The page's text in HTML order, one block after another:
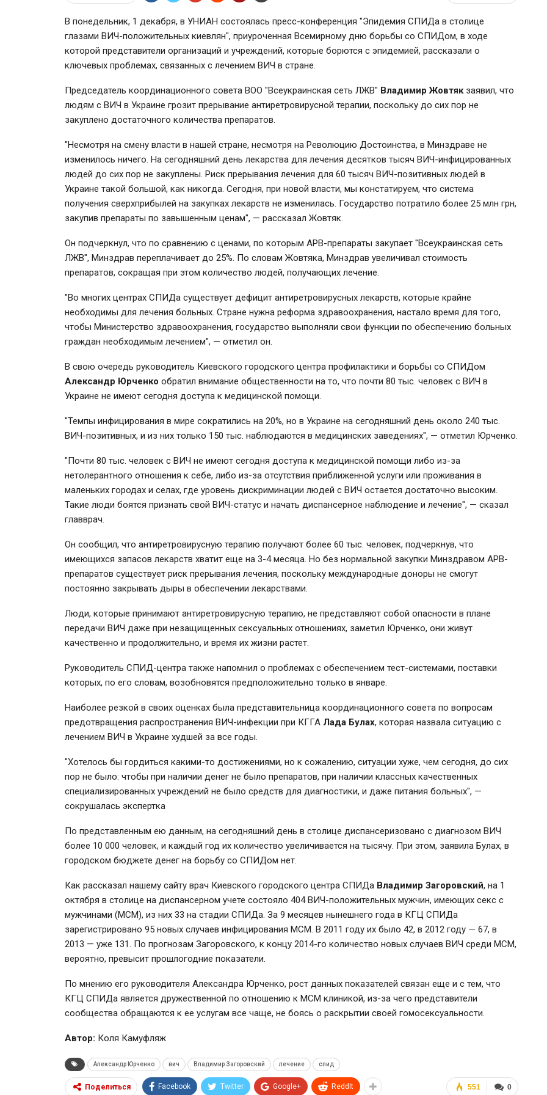
В понедельник, 1 декабря, в УНИАН состоялась пресс-конференция "Эпидемия СПИДа в столице
глазами ВИЧ-положительных киевлян", приуроченная Всемирному дню борьбы со СПИДом, в ходе
которой представители организаций и учреждений, которые борются с эпидемией, рассказали о
ключевых проблемах, связанных с лечением ВИЧ в стране.
Председатель координационного совета ВОО "Всеукраинская сеть ЛЖВ" Владимир Жовтяк заявил, что
людям с ВИЧ в Украине грозит прерывание антиретровирусной терапии, поскольку до сих пор не
закуплено достаточного количества препаратов.
"Несмотря на смену власти в нашей стране, несмотря на Революцию Достоинства, в Минздраве не
изменилось ничего. На сегодняшний день лекарства для лечения десятков тысяч ВИЧ-инфицированных
людей до сих пор не закуплены. Риск прерывания лечения для 60 тысяч ВИЧ-позитивных людей в
Украине такой большой, как никогда. Сегодня, при новой власти, мы констатируем, что система
получения сверхприбылей на закупках лекарств не изменилась. Государство потратило более 25 млн грн,
закупив препараты по завышенным ценам", — рассказал Жовтяк.
Он подчеркнул, что по сравнению с ценами, по которым АРВ-препараты закупает "Всеукраинская сеть
ЛЖВ", Минздрав переплачивает до 25%. По словам Жовтяка, Минздрав увеличивал стоимость
препаратов, сокращая при этом количество людей, получающих лечение.
"Во многих центрах СПИДа существует дефицит антиретровирусных лекарств, которые крайне
необходимы для лечения больных. Стране нужна реформа здравоохранения, настало время для того,
чтобы Министерство здравоохранения, государство выполняли свои функции по обеспечению больных
граждан необходимым лечением", — отметил он.
В свою очередь руководитель Киевского городского центра профилактики и борьбы со СПИДом
Александр Юрченко обратил внимание общественности на то, что почти 80 тыс. человек с ВИЧ в
Украине не имеют сегодня доступа к медицинской помощи.
"Темпы инфицирования в мире сократились на 20%, но в Украине на сегодняшний день около 240 тыс.
ВИЧ-позитивных, и из них только 150 тыс. наблюдаются в медицинских заведениях", — отметил Юрченко.
"Почти 80 тыс. человек с ВИЧ не имеют сегодня доступа к медицинской помощи либо из-за
нетолерантного отношения к себе, либо из-за отсутствия приближенной услуги или проживания в
маленьких городах и селах, где уровень дискриминации людей с ВИЧ остается достаточно высоким.
Такие люди боятся признать свой ВИЧ-статус и начать диспансерное наблюдение и лечение", — сказал
главврач.
Он сообщил, что антиретровирусную терапию получают более 60 тыс. человек, подчеркнув, что
имеющихся запасов лекарств хватит еще на 3-4 месяца. Но без нормальной закупки Минздравом АРВ-
препаратов существует риск прерывания лечения, поскольку международные доноры не смогут
постоянно закрывать дыры в обеспечении лекарствами.
Люди, которые принимают антиретровирусную терапию, не представляют собой опасности в плане
передачи ВИЧ даже при незащищенных сексуальных отношениях, заметил Юрченко, они живут
качественно и продолжительно, и время их жизни растет.
Руководитель СПИД-центра также напомнил о проблемах с обеспечением тест-системами, поставки
которых, по его словам, возобновятся предположительно только в январе.
Наиболее резкой в своих оценках была представительница координационного совета по вопросам
предотвращения распространения ВИЧ-инфекции при КГГА Лада Булах, которая назвала ситуацию с
лечением ВИЧ в Украине худшей за все годы.
"Хотелось бы гордиться какими-то достижениями, но к сожалению, ситуации хуже, чем сегодня, до сих
пор не было: чтобы при наличии денег не было препаратов, при наличии классных качественных
специализированных учреждений не было средств для диагностики, и даже питания больных", —
сокрушалась экспертка
По представленным ею данным, на сегодняшний день в столице диспансеризовано с диагнозом ВИЧ
более 10 000 человек, и каждый год их количество увеличивается на тысячу. При этом, заявила Булах, в
городском бюджете денег на борьбу со СПИДом нет.
Как рассказал нашему сайту врач Киевского городского центра СПИДа Владимир Загоровский, на 1
октября в столице на диспансерном учете состояло 404 ВИЧ-положительных мужчин, имеющих секс с
мужчинами (МСМ), из них 33 на стадии СПИДа. За 9 месяцев нынешнего года в КГЦ СПИДа
зарегистрировано 95 новых случаев инфицирования МСМ. В 2011 году их было 42, в 2012 году — 67, в
2013 — уже 131. По прогнозам Загоровского, к концу 2014-го количество новых случаев ВИЧ среди МСМ,
вероятно, превысит прошлогодние показатели.
По мнению его руководителя Александра Юрченко, рост данных показателей связан еще и с тем, что
КГЦ СПИДа является дружественной по отношению к МСМ клиникой, из-за чего представители
сообщества обращаются к ее услугам все чаще, не боясь о раскрытии своей гомосексуальности.
Автор: Коля Камуфляж
Александр Юрченко вич Владимир Загоровский лечение спид
0
551
Поделиться Facebook Twitter Google+ ReddIt